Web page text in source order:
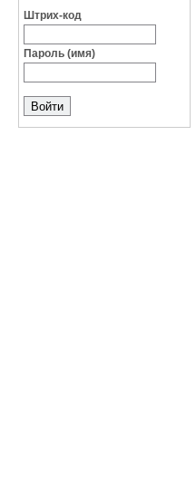
Штрих-код
Пароль (имя)